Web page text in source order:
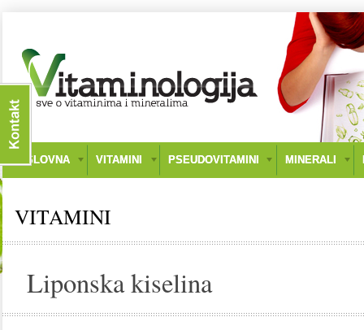
NASLOVNA VITAMINI PSEUDOVITAMINI MINERALI
VITAMINI
Liponska kiselina